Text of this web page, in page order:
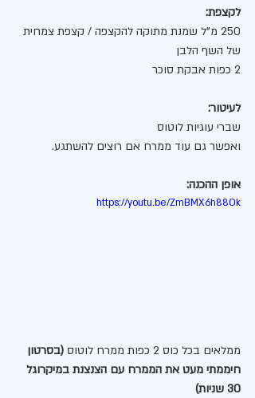
לקצפת:
250 מ"ל שמנת מתוקה להקצפה / קצפת צמחית
של השף הלבן
2 כפות אבקת סוכר
לעיטור:
שברי עוגיות לוטוס
ואפשר גם עוד ממרח אם רוצים להשתגע.
אופן ההכנה:
https://youtu.be/ZmBMX6h88Ok
ממלאים בכל כוס 2 כפות ממרח לוטוס
(בסרטון
חיממתי מעט את הממרח עם הצנצנת במיקרוגל
30 שניות)